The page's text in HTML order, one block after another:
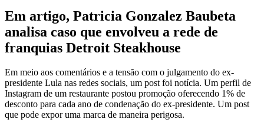
Em artigo, Patricia Gonzalez Baubeta
analisa caso que envolveu a rede de
franquias Detroit Steakhouse
Em meio aos comentários e a tensão com o julgamento do ex-
presidente Lula nas redes sociais, um post foi notícia. Um perfil de
Instagram de um restaurante postou promoção oferecendo 1% de
desconto para cada ano de condenação do ex-presidente. Um post
que pode expor uma marca de maneira perigosa.